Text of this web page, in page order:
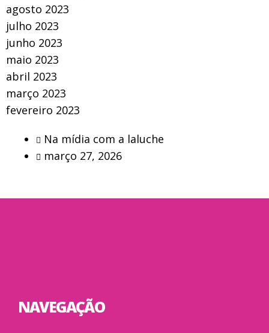
agosto 2023
julho 2023
junho 2023
maio 2023
abril 2023
março 2023
fevereiro 2023
Na mídia com a laluche
março 27, 2026
NAVEGAÇÃO